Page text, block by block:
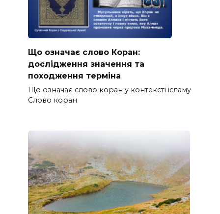
Що означає слово Коран:
дослідження значення та
походження терміна
Що означає слово коран у контексті ісламу
Слово коран